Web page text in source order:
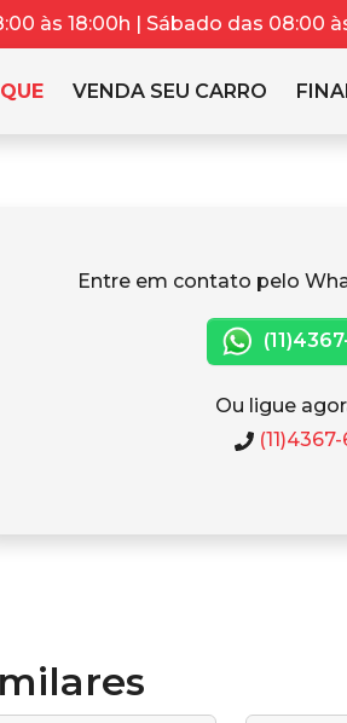
às 18:00h | Sábado das 08:00
VENDA SEU CARRO
Entre em contato pelo
Ou ligue